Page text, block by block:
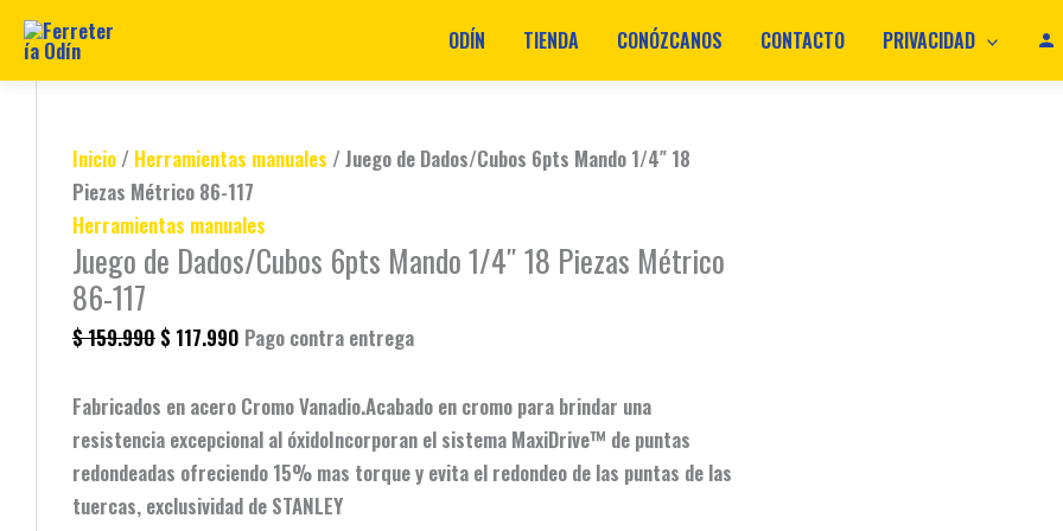
Ir
contenido
ODÍN TIENDA CONÓZCANOS CONTACTO PRIVACIDAD
Inicio / Herramientas manuales / Juego de Dados/Cubos 6pts Mando 1/4″ 18
Piezas Métrico 86-117
Herramientas manuales
Juego de Dados/Cubos 6pts Mando 1/4″ 18 Piezas Métrico
86-117
$159.990
Original
was:
$ 159.990.
$ 117.990
Current
is:
$ 117.990.
Pago contra entrega
Fabricados en acero Cromo Vanadio.Acabado en cromo para brindar una
resistencia excepcional al óxidoIncorporan el sistema MaxiDrive™ de puntas
redondeadas ofreciendo 15% mas torque y evita el redondeo de las puntas de las
tuercas, exclusividad de STANLEY
Juego
Dados/Cubos
6pts
Mando
1/4"
18
Piezas
Métrico
117
cantidad
Original
was:
$ 47.990.
Current
is:
$ 37.990.
Original
was:
$ 32.990.
Current
is:
$ 22.990.
Original
was:
$ 30.990.
Current
is:
$ 20.990.
Original
was:
$ 48.990.
Current
is:
$ 39.990.